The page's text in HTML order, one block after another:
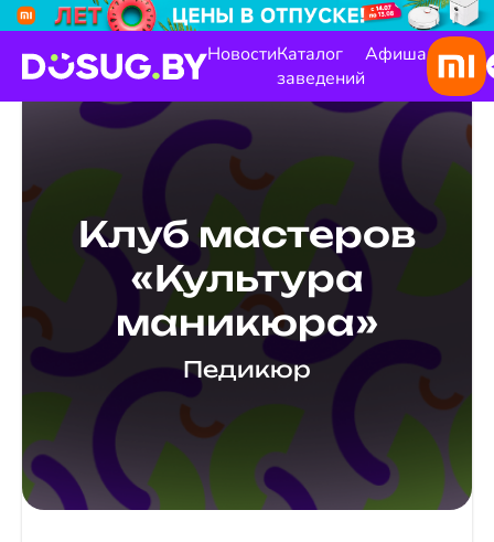
НовостиКаталог
заведений
Афиша
Клуб мастеров
«Культура
маникюра»
Педикюр